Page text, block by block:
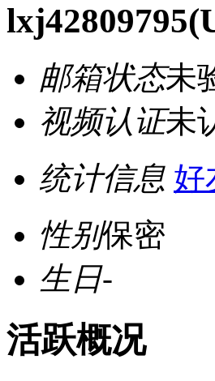
lxj42809795
邮箱状态未
视频认证未
统计信息 好
性别保密
生日-
活跃概况